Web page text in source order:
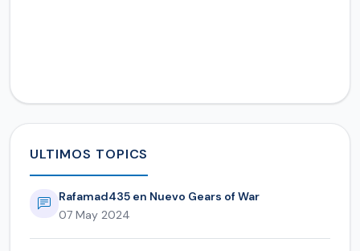
ULTIMOS TOPICS
Rafamad435 en Nuevo Gears of War
07 May 2024